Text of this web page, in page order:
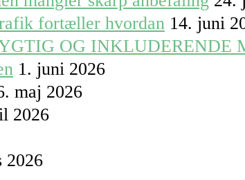
fortæller hvordan 14. juni
OG INKLUDERENDE
1. juni 2026
maj 2026
2026
2026